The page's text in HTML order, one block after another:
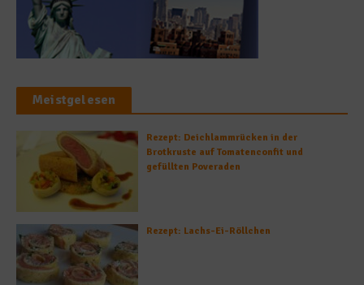
Meistgelesen
Rezept: Deichlammrücken in der
Brotkruste auf Tomatenconfit und
gefüllten Poveraden
Rezept: Lachs-Ei-Röllchen